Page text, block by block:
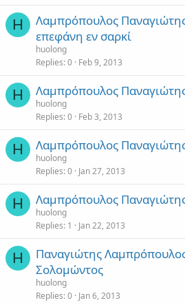
H
Λαμπρόπουλος
επεφάνη εν σαρκί
huolong
Replies 0 Feb 9, 2013
H Λαμπρόπουλος
huolong
Replies 0 Feb 3, 2013
H Λαμπρόπουλος
huolong
Replies 0 Jan 27, 2013
H Λαμπρόπουλος
huolong
Replies 1 Jan 22, 2013
H
Παναγιώτης
Σολομώντος
huolong
Replies 0 Jan 6, 2013